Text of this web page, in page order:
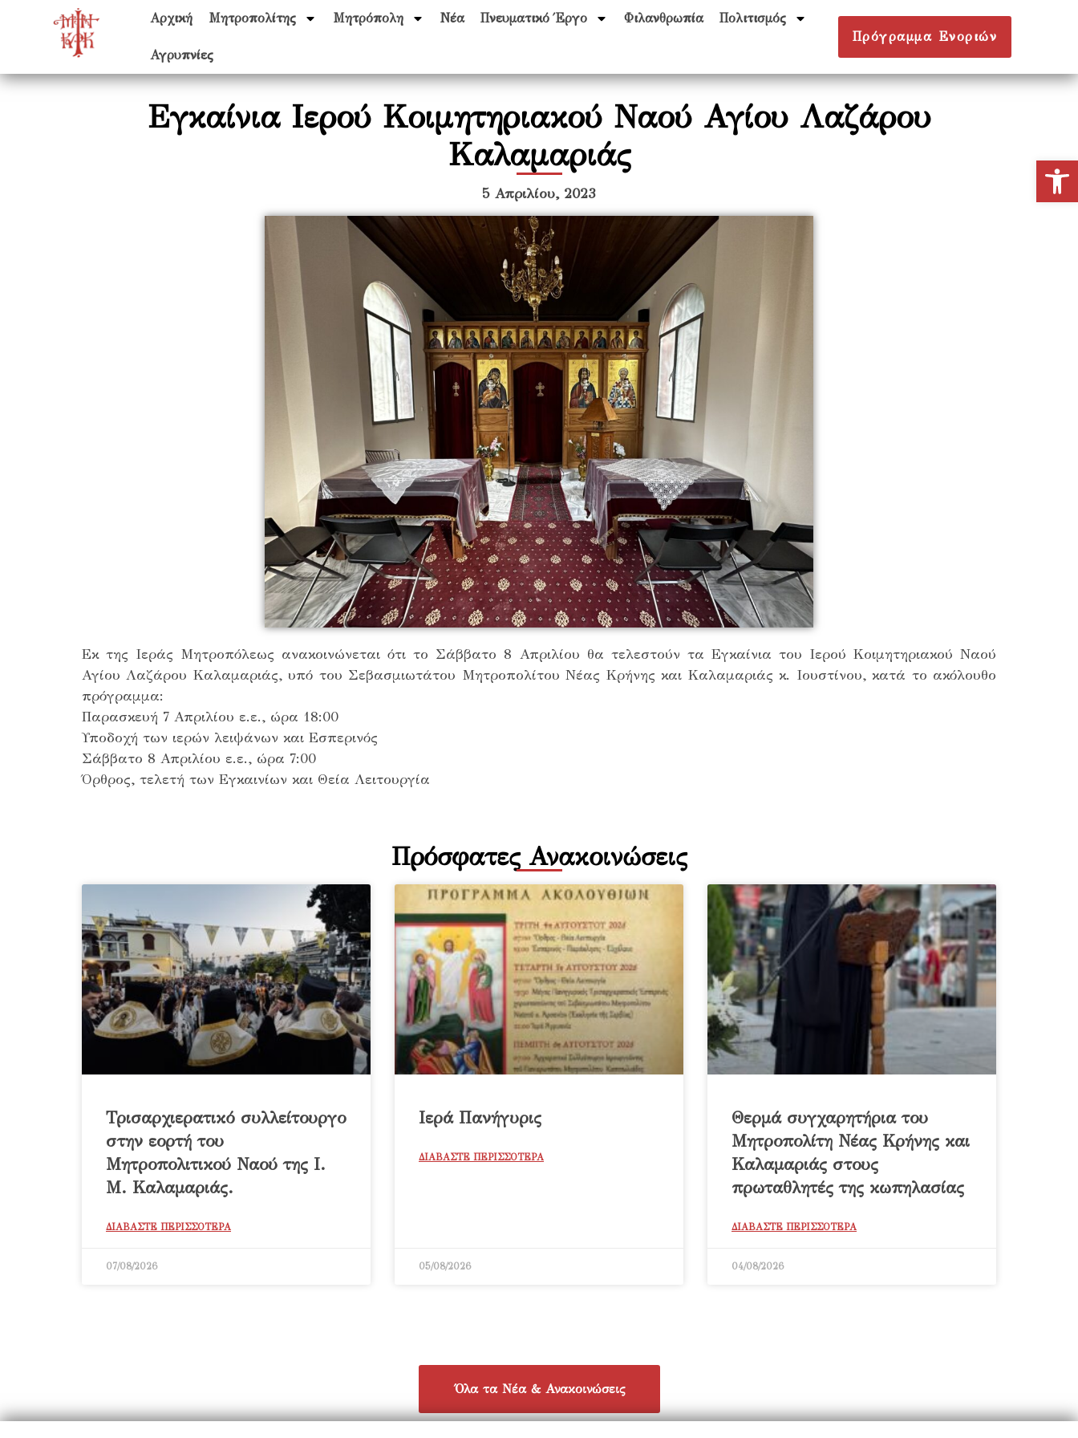
Αρχική Μητροπολίτης Μητρόπολη Νέα Πνευματικό Έργο Φιλανθρωπία Πολιτισμός
Αγρυπνίες
Πρόγραμμα Ενοριών
Εγκαίνια Ιερού Κοιμητηριακού Ναού Αγίου Λαζάρου
Καλαμαριάς
5 Απριλίου, 2023
Εκ της Ιεράς Μητροπόλεως ανακοινώνεται ότι το Σάββατο 8 Απριλίου θα τελεστούν τα Εγκαίνια του Ιερού Κοιμητηριακού Ναού
Αγίου Λαζάρου Καλαμαριάς, υπό του Σεβασμιωτάτου Μητροπολίτου Νέας Κρήνης και Καλαμαριάς κ. Ιουστίνου, κατά το ακόλουθο
πρόγραμμα:
Παρασκευή 7 Απριλίου ε.ε., ώρα 18:00
Υποδοχή των ιερών λειψάνων και Εσπερινός
Σάββατο 8 Απριλίου ε.ε., ώρα 7:00
Όρθρος, τελετή των Εγκαινίων και Θεία Λειτουργία
Πρόσφατες Ανακοινώσεις
Τρισαρχιερατικό συλλείτουργο
στην εορτή του
Μητροπολιτικού Ναού της Ι.
Μ. Καλαμαριάς.
ΔΙΑΒΑΣΤΕ ΠΕΡΙΣΣΟΤΕΡΑ
07/08/2026
Ιερά Πανήγυρις
ΔΙΑΒΑΣΤΕ ΠΕΡΙΣΣΟΤΕΡΑ
05/08/2026
Θερμά συγχαρητήρια του
Μητροπολίτη Νέας Κρήνης και
Καλαμαριάς στους
πρωταθλητές της κωπηλασίας
ΔΙΑΒΑΣΤΕ ΠΕΡΙΣΣΟΤΕΡΑ
04/08/2026
Όλα τα Νέα & Ανακοινώσεις